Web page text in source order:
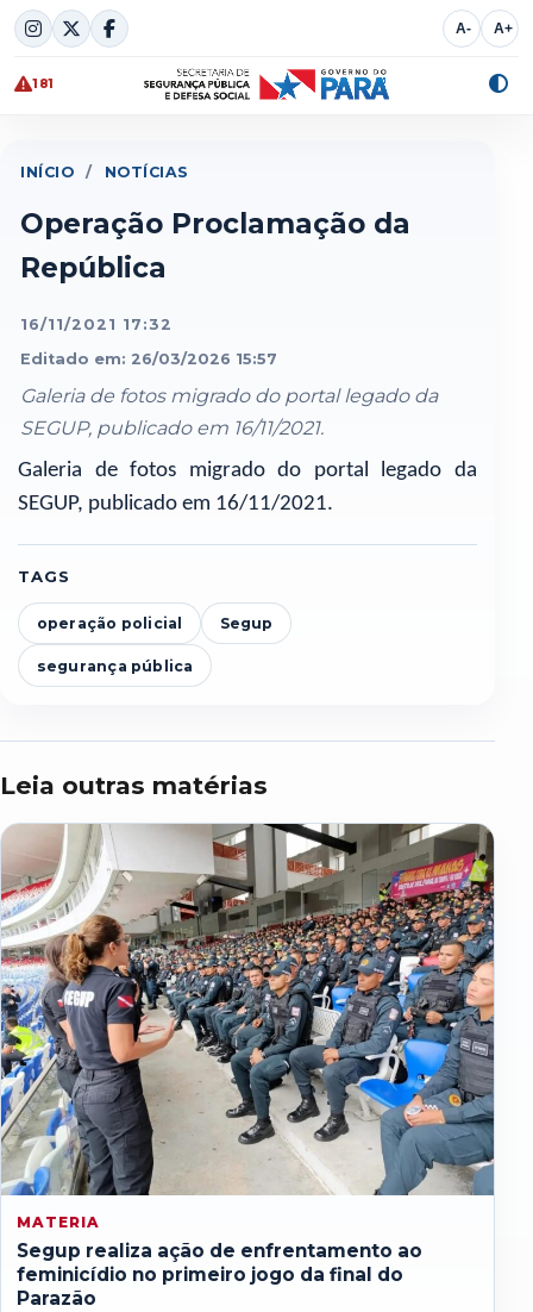
Skip
to
content
A- A+
181
INÍCIO / NOTÍCIAS
Operação Proclamação da
República
16/11/2021 17:32
Editado em: 26/03/2026 15:57
Galeria de fotos migrado do portal legado da
SEGUP, publicado em 16/11/2021.
Galeria de fotos migrado do portal legado da
SEGUP, publicado em 16/11/2021.
TAGS
operação policial Segup
segurança pública
Leia outras matérias
MATERIA
Segup realiza ação de enfrentamento ao
feminicídio no primeiro jogo da final do
Parazão